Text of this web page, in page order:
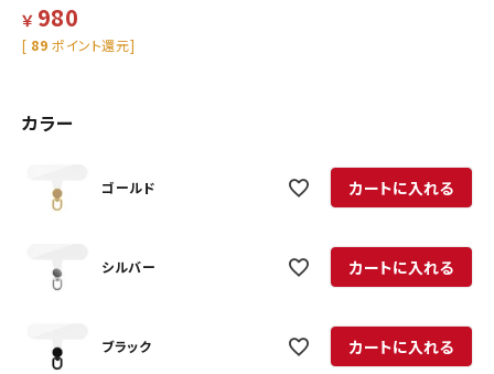
￥ 980
[ 89 ポイント還元]
カラー
ゴールド カートに入れる
シルバー カートに入れる
ブラック カートに入れる